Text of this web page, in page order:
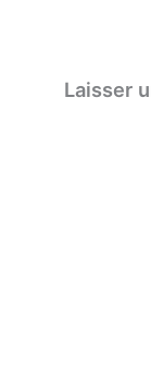
Laisser